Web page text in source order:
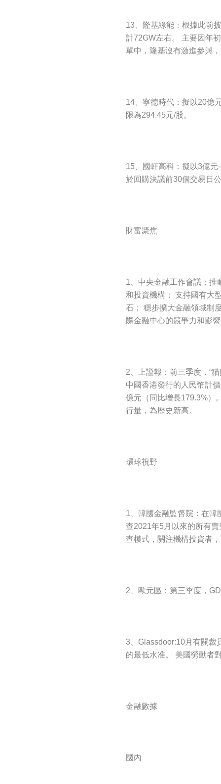
13、隆基綠能：根據此前
計72GW左右。 主要因年
單中，隆基沒有激進參與
14、寧德時代：擬以20億
限為294.45元/股。
15、國軒高科：擬以3億
於回購決議前30個交易日
財富聚焦
1、中央金融工作會議：推
和投資機構； 支持國有大
石； 穩步擴大金融領域制
際金融中心的競爭力和影
2、上證報：前三季度，“
中國香港發行的人民幣計
億元（同比增長179.3%）
行量，為歷史新高。
環球視野
1、韓國金融監督院：在韓
查2021年5月以來的所有
查模式，關注機構投資者
2、歐元區：第三季度，
3、Glassdoor:10月有關裁
的最低水准。 美國勞動者
金融數據
國內